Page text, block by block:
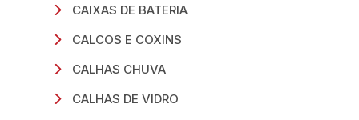
CAIXAS DE BATERIA
CALCOS E COXINS
CALHAS CHUVA
CALHAS DE VIDRO